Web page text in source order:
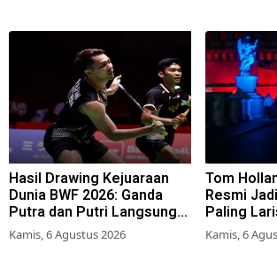
Hasil Drawing Kejuaraan
Dunia BWF 2026: Ganda
Putra dan Putri Langsung
Lolos Babak Kedua, 6 Wakil
Bertarung dari Awal
Kamis, 6 Agustus 2026
Tom
Resmi
Paling
2026
Kamis, 6